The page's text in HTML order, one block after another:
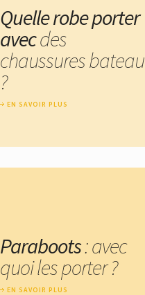
Quelle robe porter
avecdes
chaussures bateau
?
EN SAVOIR PLUS
Paraboots: avec
quoi les porter ?
EN SAVOIR PLUS